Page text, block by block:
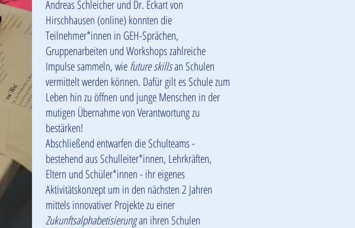
Andreas Schleicher und Dr. Eckart von
Hirschhausen (online) konnten die
Teilnehmer*innen in GEH-Sprächen,
Gruppenarbeiten und Workshops zahlreiche
Impulse sammeln, wiefuture skillsan Schulen
vermittelt werden können. Dafür gilt es Schule zum
Leben hin zu öffnen und junge Menschen in der
mutigen Übernahme von Verantwortung zu
bestärken!
Abschließend entwarfen die Schulteams -
bestehend aus Schulleiter*innen, Lehrkräften,
Eltern und Schüler*innen - ihr eigenes
Aktivitätskonzept um in den nächsten 2 Jahren
mittels innovativer Projekte zu einer
Zukunftsalphabetisierungan ihren Schulen